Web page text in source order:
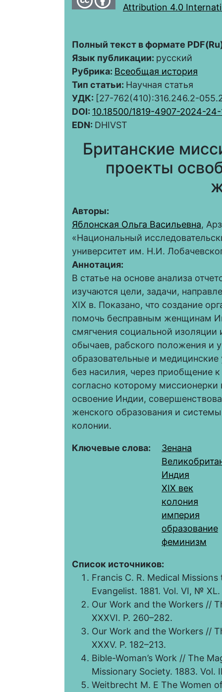
Attribution 4.0
Полный текст в формате
Язык публикации: русский
Рубрика: Всеобщая история
Тип статьи: Научная статья
УДК: [27-762(410):316.246.2-
DOI: 10.18500/1819-4907-2024-
EDN: DHIVST
Британские
проекты
Авторы:
Яблонская Ольга Васильевна,
«Национальный
университет им. Н.И.
Аннотация:
В статье на основе анализа
изучаются цели, задачи,
XIX в. Показано, что создание
помочь бесправным женщинам
смягчения социальной
обычаев, рабского положения и
образовательные и
без насилия, через приобщение
согласно которому
освоение Индии,
женского образования и
колонии.
Ключевые слова:
Зенана
Индия
XIX век
колония
империя
образование
феминизм
Список источников:
Francis C. R. Medical
Evangelist. 1881. Vol. VI, № XL.
Our Work and the Workers //
XXXVI. P. 260–282.
Our Work and the Workers //
XXXV. Р. 182–213.
Bible-Woman’s Work // The
Missionary Society. 1883. Vol.
Weitbrecht M. Е The Women